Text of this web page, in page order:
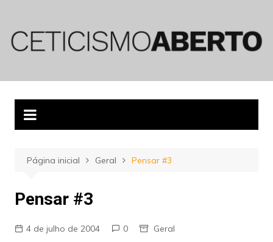
conteúdo
Página inicial Geral Pensar #3
Pensar #3
4 de julho de 2004 0 Geral